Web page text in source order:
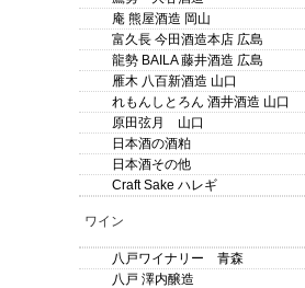
庵 熊屋酒造 岡山
富久長 今田酒造本店 広島
龍勢 BAILA 藤井酒造 広島
雁木 八百新酒造 山口
れもんしとろん 酒井酒造 山口
原田弦月 山口
日本酒の酒粕
日本酒その他
Craft Sake ハレギ
ワイン
八戸ワイナリー 青森
八戸 澤内醸造